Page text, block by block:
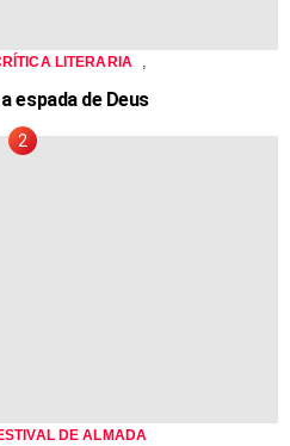
LITERARIA
espada de Deus
DE ALMADA